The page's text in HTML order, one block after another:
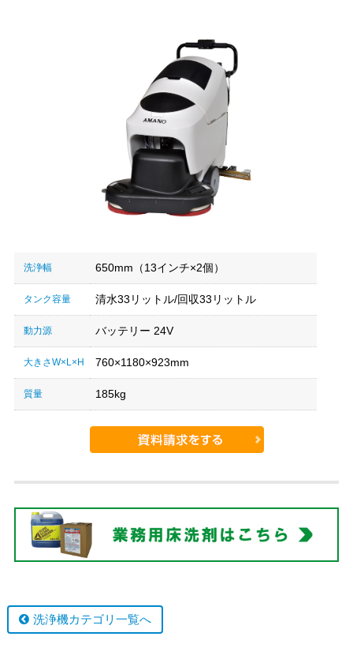
洗浄幅 650mm（13インチ×2個）
タンク容量 清水33リットル/回収33リットル
動力源 バッテリー 24V
大きさW×L×H 760×1180×923mm
質量 185kg
洗浄機カテゴリ一覧へ